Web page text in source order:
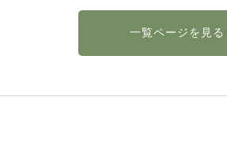
一覧ページを見る